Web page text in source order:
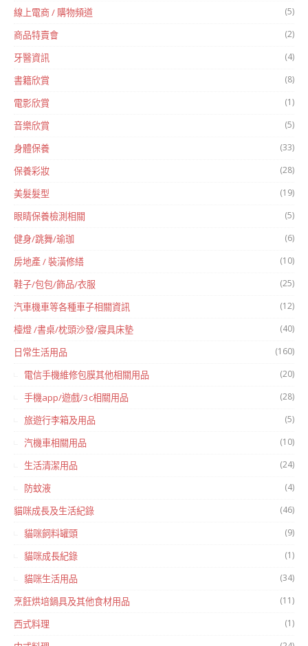
線上電商 / 購物頻道 (5)
商品特賣會 (2)
牙醫資訊 (4)
書籍欣賞 (8)
電影欣賞 (1)
音樂欣賞 (5)
身體保養 (33)
保養彩妝 (28)
美髮髮型 (19)
眼睛保養檢測相關 (5)
健身/跳舞/瑜珈 (6)
房地產 / 裝潢修繕 (10)
鞋子/包包/飾品/衣服 (25)
汽車機車等各種車子相關資訊 (12)
檯燈 /書桌/枕頭沙發/寢具床墊 (40)
日常生活用品 (160)
電信手機維修包膜其他相關用品 (20)
手機app/遊戲/3c相關用品 (28)
旅遊行李箱及用品 (5)
汽機車相關用品 (10)
生活清潔用品 (24)
防蚊液 (4)
貓咪成長及生活紀錄 (46)
貓咪飼料罐頭 (9)
貓咪成長紀錄 (1)
貓咪生活用品 (34)
烹飪烘培鍋具及其他食材用品 (11)
西式料理 (1)